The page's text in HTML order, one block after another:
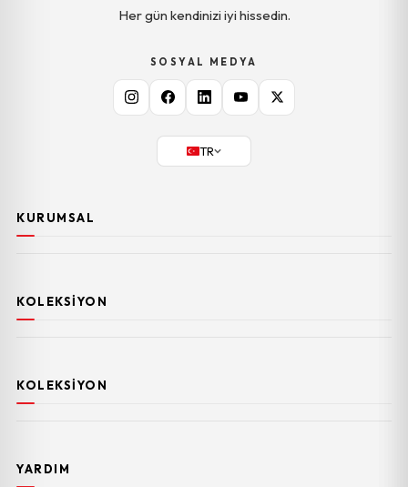
Her gün kendinizi iyi hissedin.
SOSYAL MEDYA
TR
KURUMSAL
KOLEKSIYON
KOLEKSIYON
YARDIM